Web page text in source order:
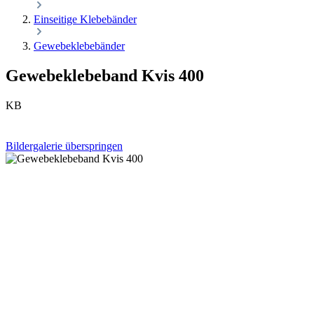
Einseitige Klebebänder
Gewebeklebebänder
Gewebeklebeband Kvis 400
KB
Bildergalerie überspringen